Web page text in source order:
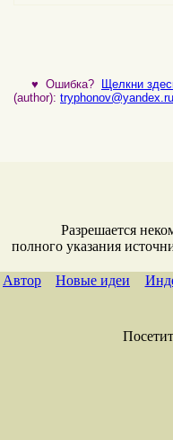
♥ Ошибка?
Щелкни
(author): tryphonov@yandex.ru
Разрешается
полного указания
Автор Новые идеи